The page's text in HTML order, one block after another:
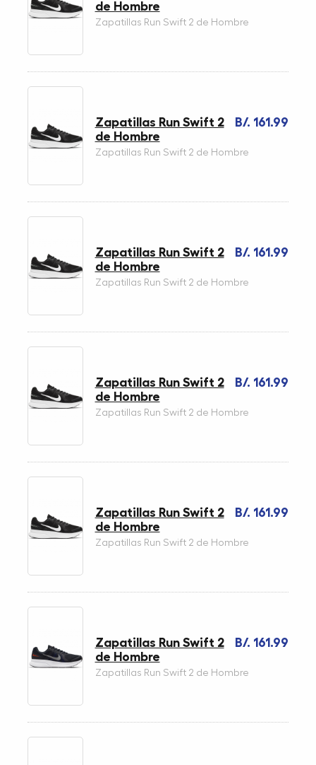
de Hombre
Zapatillas Run Swift 2 de Hombre
B/. 161.99
Zapatillas Run Swift 2
de Hombre
Zapatillas Run Swift 2 de Hombre
B/. 161.99
Zapatillas Run Swift 2
de Hombre
Zapatillas Run Swift 2 de Hombre
B/. 161.99
Zapatillas Run Swift 2
de Hombre
Zapatillas Run Swift 2 de Hombre
B/. 161.99
Zapatillas Run Swift 2
de Hombre
Zapatillas Run Swift 2 de Hombre
B/. 161.99
Zapatillas Run Swift 2
de Hombre
Zapatillas Run Swift 2 de Hombre